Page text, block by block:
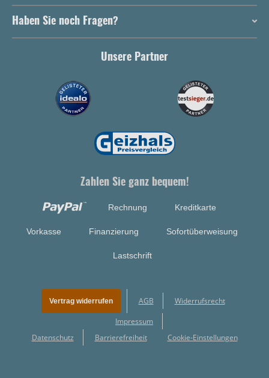
Haben Sie noch Fragen?
Unsere Partner
Zahlen Sie ganz bequem!
Rechnung Kreditkarte
Vorkasse Finanzierung Sofortüberweisung
Lastschrift
Vertrag widerrufen AGB Widerrufsrecht
Impressum
Datenschutz
Barrierefreiheit Cookie-Einstellungen